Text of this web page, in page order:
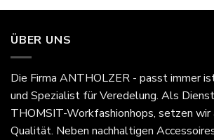
ÜBER UNS
Die Firma ANTHOLZER - passt immer
und Spezialist für Veredelung. Als
THOMSIT-Workfashionhops, setzen wir
Qualität. Neben nachhaltigen